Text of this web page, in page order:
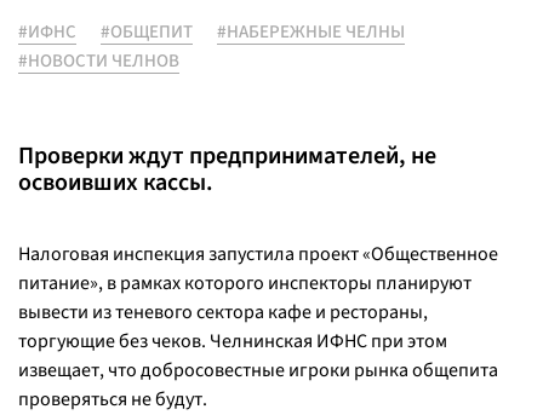
#ИФНС #ОБЩЕПИТ
#НАБЕРЕЖНЫЕ ЧЕЛНЫ
#НОВОСТИ ЧЕЛНОВ
Проверки ждут предпринимателей, не
освоивших кассы.
Налоговая инспекция запустила проект «Общественное
питание», в рамках которого инспекторы планируют
вывести из теневого сектора кафе и рестораны,
торгующие без чеков. Челнинская ИФНС при этом
извещает, что добросовестные игроки рынка общепита
проверяться не будут.